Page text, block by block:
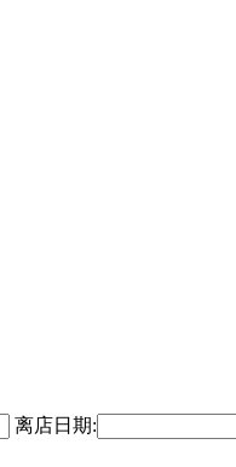
离店日期: